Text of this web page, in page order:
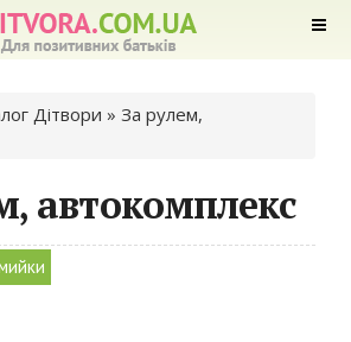
Дітвори » За рулем,
автокомплекс